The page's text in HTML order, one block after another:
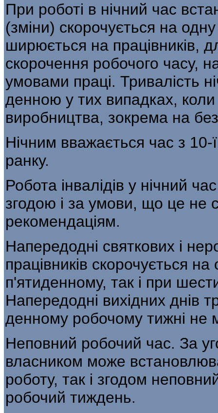
При роботі в нічний час
(зміни) скорочується на
ширюється на працівників,
скорочення робочого часу,
умовами праці. Тривалість
денною у тих випадках,
виробництва, зокрема на
Нічним вважається час з 10-
ранку.
Робота інвалідів у нічний
згодою і за умови, що це не
рекомендаціям.
Напередодні святкових і
працівників скорочується
п'ятиденному, так і при
Напередодні вихідних днів
денному робочому тижні не
Неповний робочий час. За
власником може
роботу, так і згодом
робочий тиждень.